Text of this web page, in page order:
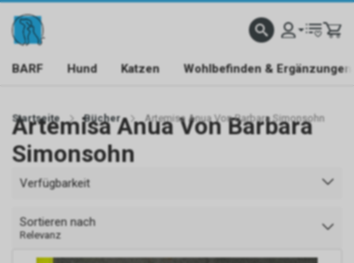
BARF Hund Katzen Wohlbefinden & Ergänzungen
Startseite Bücher Artemisa Anua Von Barbara Simonsohn
Artemisa Anua Von Barbara
Simonsohn
Verfügbarkeit
Sortieren nach
Relevanz